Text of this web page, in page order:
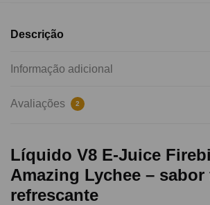
Descrição
Informação adicional
Avaliações 2
Líquido V8 E-Juice
Amazing Lychee –
refrescante